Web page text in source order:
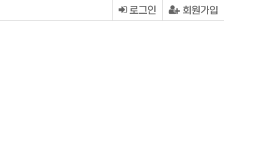
회원가입
로그인